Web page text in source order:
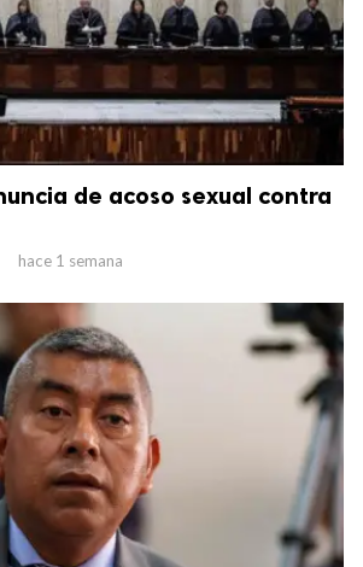
de acoso sexual contra
hace 1 semana